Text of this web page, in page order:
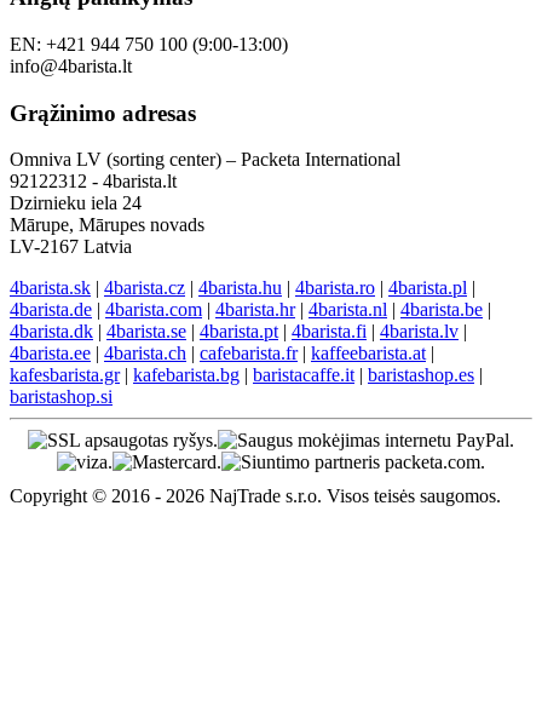
EN: +421 944 750 100 (9:00-13:00)
info@4barista.lt
Grąžinimo adresas
Omniva LV (sorting center) – Packeta International
92122312 - 4barista.lt
Dzirnieku iela 24
Mārupe, Mārupes novads
LV-2167 Latvia
4barista.sk | 4barista.cz | 4barista.hu | 4barista.ro | 4barista.pl |
4barista.de | 4barista.com | 4barista.hr| 4barista.nl | 4barista.be |
4barista.dk | 4barista.se | 4barista.pt | 4barista.fi | 4barista.lv |
4barista.ee | 4barista.ch | cafebarista.fr| kaffeebarista.at |
kafesbarista.gr| kafebarista.bg | baristacaffe.it | baristashop.es |
baristashop.si
Copyright © 2016 - 2026 NajTrade s.r.o. Visos teisės saugomos.